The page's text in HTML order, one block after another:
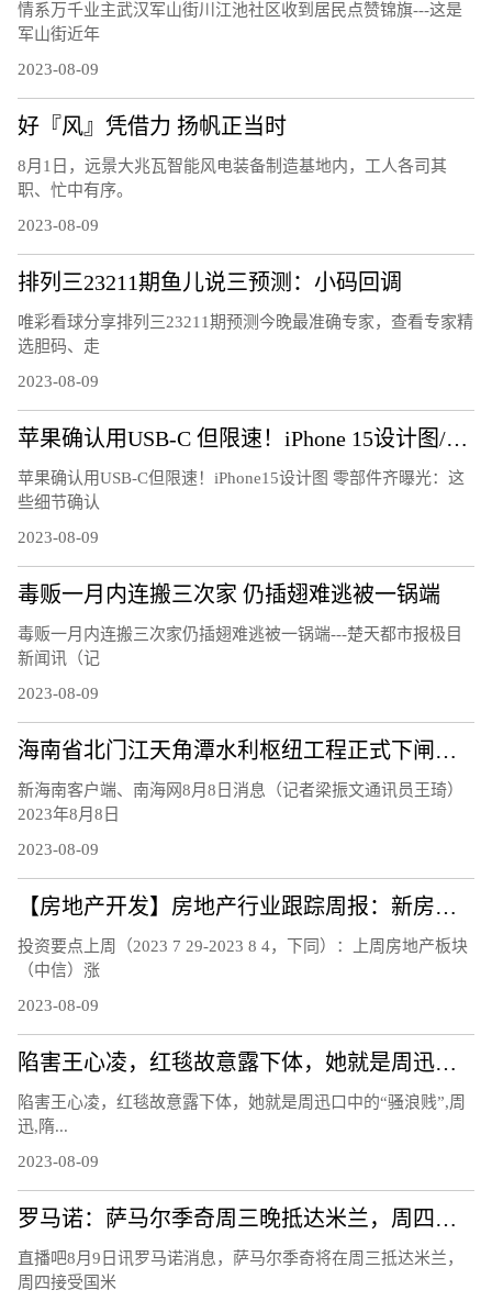
情系万千业主武汉军山街川江池社区收到居民点赞锦旗---这是
军山街近年
2023-08-09
好『风』凭借力 扬帆正当时
8月1日，远景大兆瓦智能风电装备制造基地内，工人各司其
职、忙中有序。
2023-08-09
排列三23211期鱼儿说三预测：小码回调
唯彩看球分享排列三23211期预测今晚最准确专家，查看专家精
选胆码、走
2023-08-09
苹果确认用USB-C 但限速！iPhone 15设计图/零部件齐曝光：这些细节确认
苹果确认用USB-C但限速！iPhone15设计图 零部件齐曝光：这
些细节确认
2023-08-09
毒贩一月内连搬三次家 仍插翅难逃被一锅端
毒贩一月内连搬三次家仍插翅难逃被一锅端---楚天都市报极目
新闻讯（记
2023-08-09
海南省北门江天角潭水利枢纽工程正式下闸蓄水
新海南客户端、南海网8月8日消息（记者梁振文通讯员王琦）
2023年8月8日
2023-08-09
【房地产开发】房地产行业跟踪周报：新房二手房销售持续下行，南京郑州等地发布楼市新政
投资要点上周（2023 7 29-2023 8 4，下同）：上周房地产板块
（中信）涨
2023-08-09
陷害王心凌，红毯故意露下体，她就是周迅口中的“骚浪贱”
陷害王心凌，红毯故意露下体，她就是周迅口中的“骚浪贱”,周
迅,隋...
2023-08-09
罗马诺：萨马尔季奇周三晚抵达米兰，周四上午接受国米体检
直播吧8月9日讯罗马诺消息，萨马尔季奇将在周三抵达米兰，
周四接受国米